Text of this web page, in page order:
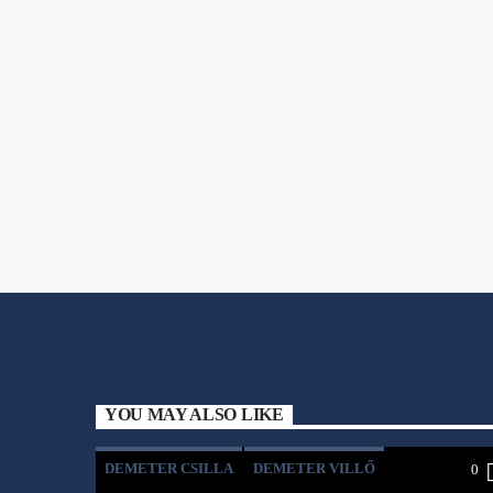
YOU MAY ALSO LIKE
DEMETER CSILLA DEMETER VILLŐ 0